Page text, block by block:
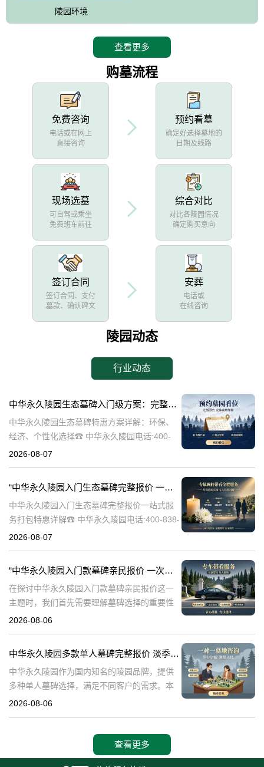
陵园环境
查看更多
购墓流程
免费咨询
电话或在网上
直接咨询
预约看墓
确定好选择墓地的
日期及线路
现场选墓
可自驾或乘坐
免费班车前往
综合对比
对比各陵园情况
确定购买意向
签订合同
签订合同、支付
墓款、确认碑文
安葬
电话或
在线咨询
陵园动态
行业动态
中华永久陵园生态墓碑入门级方案：完整报价与一站式服务打包特惠解析
中华永久陵园生态墓碑特惠方案详解：环保、
经济、个性化选择☎ 中华永久陵园电话:400-
838-5063随着人们对身后事的关注度提升，选
2026-08-07
“中华永久陵园入门生态墓碑完整报价 一站式服务打包特惠详解”
中华永久陵园入门生态墓碑完整报价一站式服
务打包特惠详解☎ 中华永久陵园电话:400-838-
5063中华永久陵园作为国内知名的陵园之一，
2026-08-07
“中华永久陵园入门款墓碑亲民报价 一次性付清享折上折：超值优惠与便捷选择的完美结合”
在探讨中华永久陵园入门款墓碑亲民报价这一
主题时，我们首先需要理解墓碑选择的重要性
及其对逝者与生者的影响。墓碑不仅是对逝者
2026-08-06
中华永久陵园多款单人墓碑完整报价 淡季下单直降数千元详解
中华永久陵园作为国内知名的陵园品牌，提供
多种单人墓碑选择，满足不同客户的需求。本
文将详细介绍中华永久陵园多款单人墓碑的完
2026-08-06
查看更多